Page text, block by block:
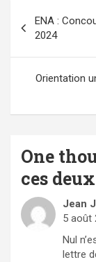
de
l’article
ENA :
2024
Orientation
One
ces
Jean
5 août
Nul
lettre